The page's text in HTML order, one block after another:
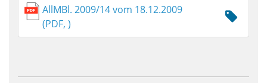
AllMBl. 2009/14 vom 18.12.2009
(PDF, )